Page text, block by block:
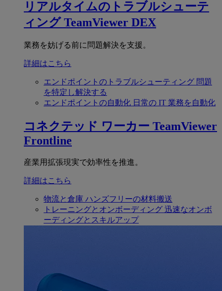
リアルタイムのトラブルシューテ
ィング TeamViewer DEX
業務を妨げる前に問題解決を支援。
詳細はこちら
エンドポイントのトラブルシューティング 問題
を特定し解決する
エンドポイントの自動化 日常の IT 業務を自動化
コネクテッド ワーカー TeamViewer
Frontline
産業用拡張現実で効率性を推進。
詳細はこちら
物流と倉庫 ハンズフリーの材料搬送
トレーニングとオンボーディング 迅速なオンボ
ーディングとスキルアップ